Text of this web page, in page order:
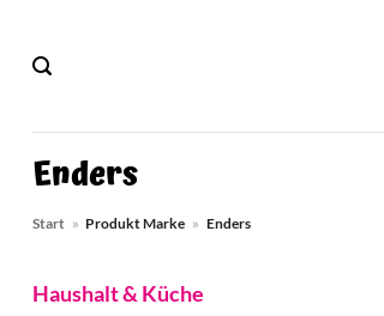
springen
Enders
Start » Produkt Marke » Enders
Haushalt & Küche